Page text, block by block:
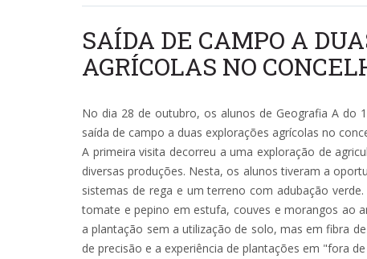
SAÍDA DE CAMPO A
AGRÍCOLAS NO
No dia 28 de outubro, os alunos de Geografia A do
saída de campo a duas explorações agrícolas no
A primeira visita decorreu a uma exploração de
diversas produções. Nesta, os alunos tiveram a
sistemas de rega e um terreno com adubação
tomate e pepino em estufa, couves e morangos ao
a plantação sem a utilização de solo, mas em fibra
de precisão e a experiência de plantações em "fora